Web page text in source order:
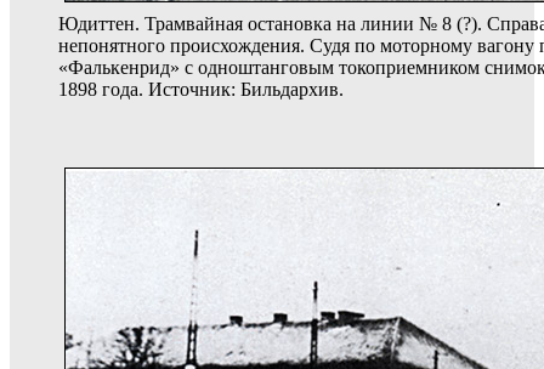
Юдиттен. Трамвайная остановка на линии № 8 (?).
непонятного происхождения. Судя по моторному вагону
«Фалькенрид» с одноштанговым токоприемником
1898 года. Источник: Бильдархив.